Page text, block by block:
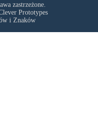
zastrzeżone.
Prototypes
i Znaków